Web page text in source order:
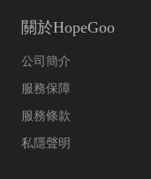
關於HopeGoo
公司簡介
服務保障
服務條款
私隱聲明